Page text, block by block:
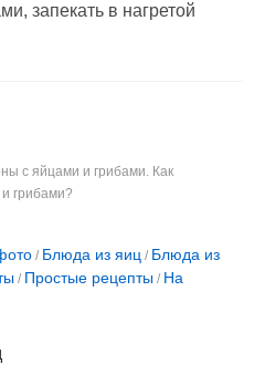
запекать в нагретой
с яйцами и грибами. Как
грибами?
/ Блюда из яиц / Блюда из
/ Простые рецепты / На